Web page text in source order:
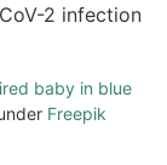
2 infection
baby in blue
Freepik